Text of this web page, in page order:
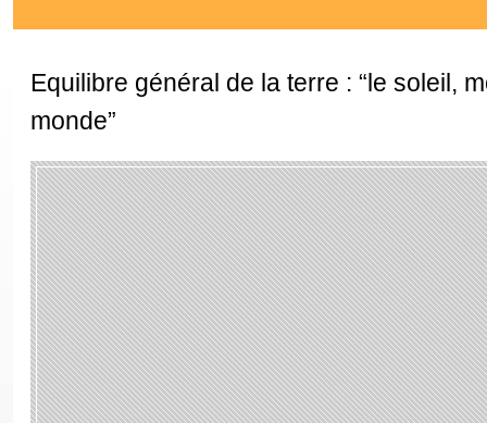
Equilibre général de la terre : “le soleil,
monde”